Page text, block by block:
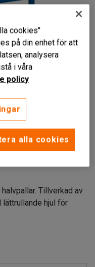
Tillverkad av
hjul för
cookies"
på din enhet för att
analysera
i våra
policy
alla cookies